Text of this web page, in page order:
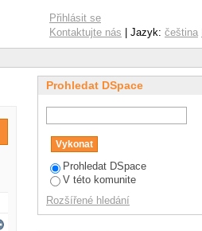
Přihlásit se
Kontaktujte nás | Jazyk: čeština
Prohledat DSpace
Prohledat DSpace
V této komunite
Rozšířené hledání